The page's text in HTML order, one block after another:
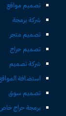
تصميم مواقع
شركة برمجة
تصميم متجر
تصميم حراج
شركة تصميم
استضافة
تصميم سوق
برمجة حراج